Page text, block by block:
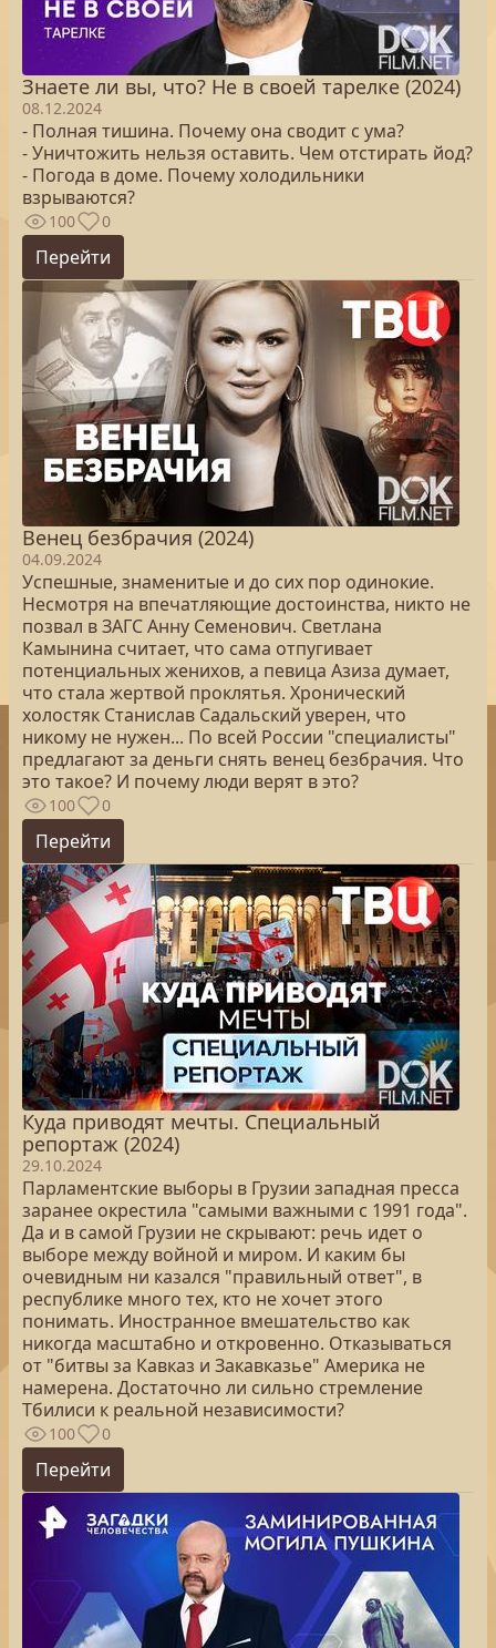
Знаете ли вы, что? Не в своей тарелке (2024)
08.12.2024
- Полная тишина. Почему она сводит с ума?
- Уничтожить нельзя оставить. Чем отстирать йод?
- Погода в доме. Почему холодильники
взрываются?
100 0
Перейти
Венец безбрачия (2024)
04.09.2024
Успешные, знаменитые и до сих пор одинокие.
Несмотря на впечатляющие достоинства, никто не
позвал в ЗАГС Анну Семенович. Светлана
Камынина считает, что сама отпугивает
потенциальных женихов, а певица Азиза думает,
что стала жертвой проклятья. Хронический
холостяк Станислав Садальский уверен, что
никому не нужен... По всей России "специалисты"
предлагают за деньги снять венец безбрачия. Что
это такое? И почему люди верят в это?
100 0
Перейти
Куда приводят мечты. Специальный
репортаж (2024)
29.10.2024
Парламентские выборы в Грузии западная пресса
заранее окрестила "самыми важными с 1991 года".
Да и в самой Грузии не скрывают: речь идет о
выборе между войной и миром. И каким бы
очевидным ни казался "правильный ответ", в
республике много тех, кто не хочет этого
понимать. Иностранное вмешательство как
никогда масштабно и откровенно. Отказываться
от "битвы за Кавказ и Закавказье" Америка не
намерена. Достаточно ли сильно стремление
Тбилиси к реальной независимости?
100 0
Перейти